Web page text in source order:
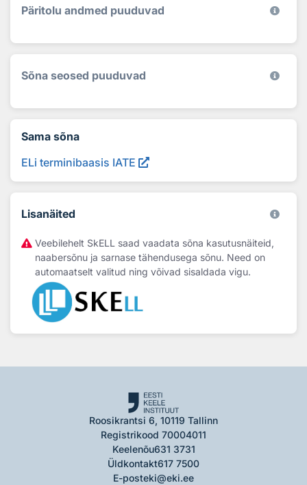
Päritolu andmed puuduvad
Sõna seosed puuduvad
Sama sõna
ELi terminibaasis IATE
Lisanäited
Veebilehelt SkELL saad vaadata sõna kasutusnäiteid,
naabersõnu ja sarnase tähendusega sõnu. Need on
automaatselt valitud ning võivad sisaldada vigu.
Roosikrantsi 6, 10119 Tallinn
Registrikood 70004011
Keelenõu631 3731
Üldkontakt617 7500
E-posteki@eki.ee